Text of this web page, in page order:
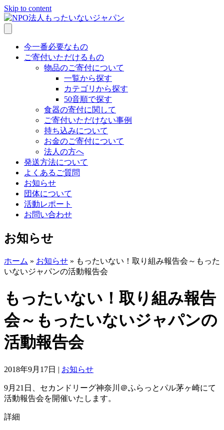
Skip to content
今一番必要なもの
ご寄付いただけるもの
物品のご寄付について
一覧から探す
カテゴリから探す
50音順で探す
食器の寄付に関して
ご寄付いただけない事例
持ち込みについて
お金のご寄付について
法人の方へ
発送方法について
よくあるご質問
お知らせ
団体について
活動レポート
お問い合わせ
お知らせ
ホーム » お知らせ » もったいない！取り組み報告会～もった
いないジャパンの活動報告会
もったいない！取り組み報告
会～もったいないジャパンの
活動報告会
2018年9月17日 | お知らせ
9月21日、セカンドリーグ神奈川＠ふらっとパル茅ヶ崎にて
活動報告会を開催いたします。
詳細